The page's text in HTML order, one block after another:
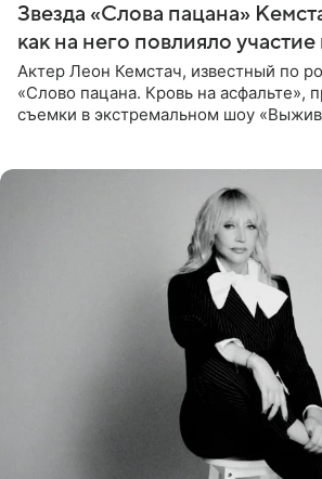
Звезда «Слова пацана»
как на него повлияло
Актер Леон Кемстач, известный по
«Слово пацана. Кровь на асфальте»,
съемки в экстремальном шоу